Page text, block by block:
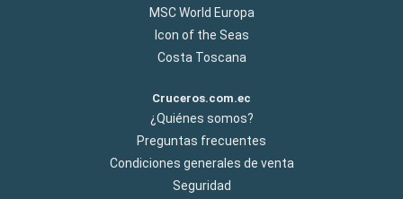
MSC World Europa
Icon of the Seas
Costa Toscana
Cruceros.com.ec
¿Quiénes somos?
Preguntas frecuentes
Condiciones generales de venta
Seguridad